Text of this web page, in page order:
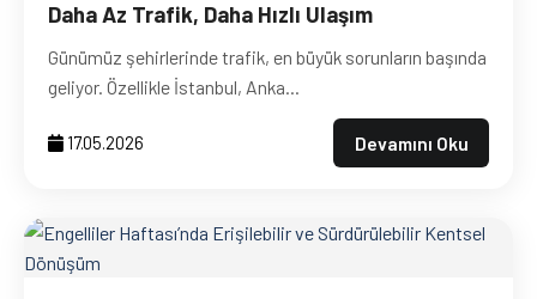
Daha Az Trafik, Daha Hızlı Ulaşım
Günümüz şehirlerinde trafik, en büyük sorunların başında
geliyor. Özellikle İstanbul, Anka...
17.05.2026 Devamını Oku